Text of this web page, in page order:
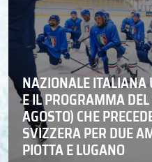
NAZIONALE ITALIANA
E IL PROGRAMMA
AGOSTO) CHE
SVIZZERA PER DUE
PIOTTA E LUGANO